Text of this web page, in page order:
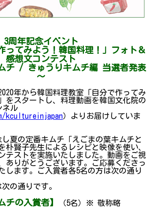
3周年記念イベント
ってみよう！韓国料理！」フォト＆
感想文コンテスト
チ / きゅうりキムチ編 当選者発表
～
年から韓国料理教室「自分で作ってみ
をスタートし、料理動画を韓国文化院の
ネル
kcultureinjapan）よりお届けしていま
夏の定番キムチ「えごまの葉キムチと
朴賢子先生によるレシピと映像を使い、
テストを実施いたしました。動画をご視
ありがとうございます。ご応募くださっ
します。ご入賞者各5名の方は次の通り
の通りです。
チの入賞者】
（5名）※ 敬称略